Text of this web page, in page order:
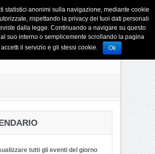
tutti gli eventi del giorno
statistici anonimi sulla navigazione, mediante cookie
rispettando la privacy dei tuoi dati personali
dalla legge. Continuando a navigare su questo
suo interno o semplicemente scrollando la pagina
il servizio e gli stessi cookie.
Ok